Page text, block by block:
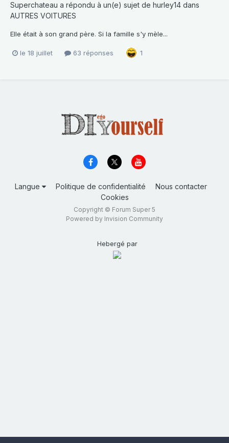
Superchateau a répondu à un(e) sujet de hurley14 dans
AUTRES VOITURES
Elle était à son grand père. Si la famille s'y mèle...
le 18 juillet 63 réponses 1
Langue Politique de confidentialité
Nous contacter
Cookies
Copyright © Forum Super 5
Powered by Invision Community
Hebergé par